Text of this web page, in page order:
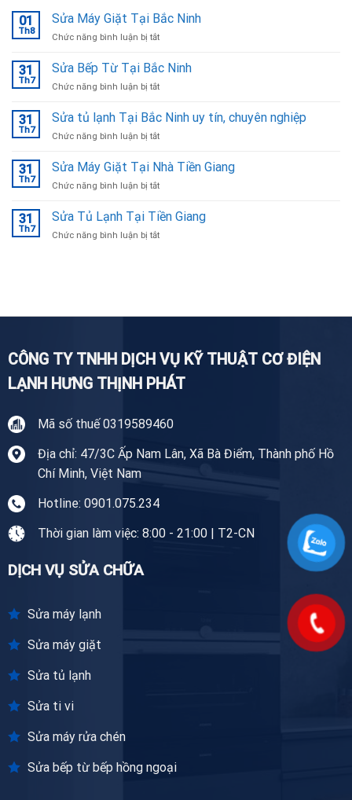
01
Th8
Sửa Máy Giặt Tại Bắc Ninh
Chức năng bình luận bị tắtở
Máy
Tại
Ninh
31
Th7
Sửa Bếp Từ Tại Bắc Ninh
Chức năng bình luận bị tắtở
Bếp
Tại
Ninh
31
Th7
Sửa tủ lạnh Tại Bắc Ninh uy tín, chuyên nghiệp
Chức năng bình luận bị tắtở
tủ
Tại
Ninh
31
Th7
Sửa Máy Giặt Tại Nhà Tiền Giang
Chức năng bình luận bị tắtở
Máy
Giặt
Tại
31
Th7
Sửa Tủ Lạnh Tại Tiền Giang
Chức năng bình luận bị tắtở
Giang
CÔNG TY TNHH DỊCH VỤ KỸ THUẬT CƠ ĐIỆN
LẠNH HƯNG THỊNH PHÁT
Mã số thuế 0319589460
Địa chỉ: 47/3C Ấp Nam Lân, Xã Bà Điểm, Thành phố Hồ
Chí Minh, Việt Nam
Hotline: 0901.075.234
Thời gian làm việc: 8:00 - 21:00 | T2-CN
DỊCH VỤ SỬA CHỮA
Sửa máy lạnh
Sửa máy giặt
Sửa tủ lạnh
Sửa ti vi
Sửa máy rửa chén
Sửa bếp từ bếp hồng ngoại